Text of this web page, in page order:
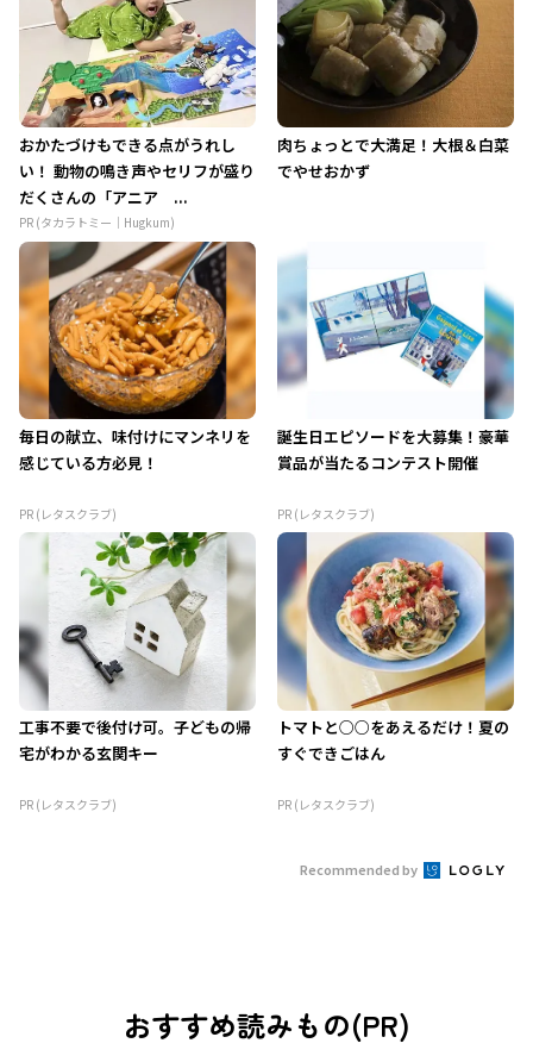
おかたづけもできる点がうれし
い！ 動物の鳴き声やセリフが盛り
だくさんの「アニア ...
PR (タカラトミー｜Hugkum)
肉ちょっとで大満足！大根＆白菜
でやせおかず
毎日の献立、味付けにマンネリを
感じている方必見！
PR (レタスクラブ)
誕生日エピソードを大募集！豪華
賞品が当たるコンテスト開催
PR (レタスクラブ)
工事不要で後付け可。子どもの帰
宅がわかる玄関キー
PR (レタスクラブ)
トマトと○○をあえるだけ！夏の
すぐできごはん
PR (レタスクラブ)
Recommended by
おすすめ読みもの(PR)